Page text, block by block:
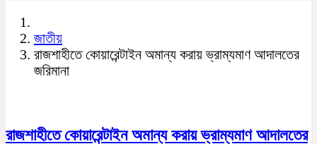
জাতীয়
রাজশাহীতে কোয়ারেন্টাইন অমান্য করায় ভ্রাম্যমাণ আদালতের
জরিমানা
রাজশাহীতে কোয়ারেন্টাইন অমান্য করায় ভ্রাম্যমাণ আদালতের